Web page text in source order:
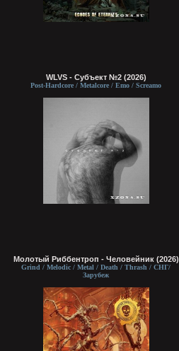
WLVS - Субъект №2 (2026)
Post-Hardcore / Metalcore / Emo / Screamo
Молотый Риббентроп - Человейник (2026)
Grind / Melodic / Metal / Death / Thrash / СНГ/
Зарубеж